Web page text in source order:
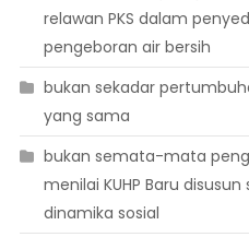
relawan PKS dalam
pengeboran air bersih
bukan sekadar
yang sama
bukan semata-mata
menilai KUHP Baru
dinamika sosial